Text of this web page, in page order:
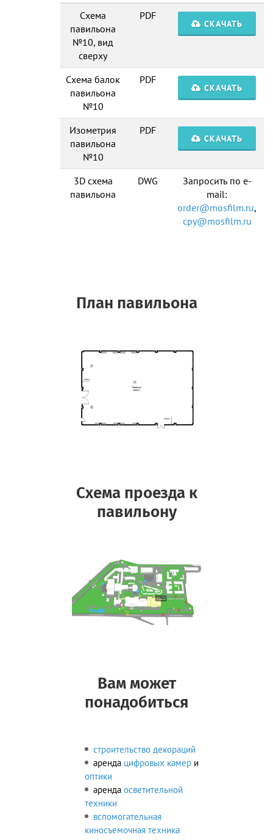
Схема
павильона
№10, вид
сверху
PDF
СКАЧАТЬ
Схема балок
павильона
№10
PDF
СКАЧАТЬ
Изометрия
павильона
№10
PDF
СКАЧАТЬ
3D схема
павильона
DWG
Запросить по e-
mail:
order@mosfilm.ru,
cpy@mosfilm.ru
План павильона
Схема проезда к
павильону
Вам может
понадобиться
строительство декораций
аренда цифровых камер и
оптики
аренда осветительной
техники
вспомогательная
киносъемочная техника